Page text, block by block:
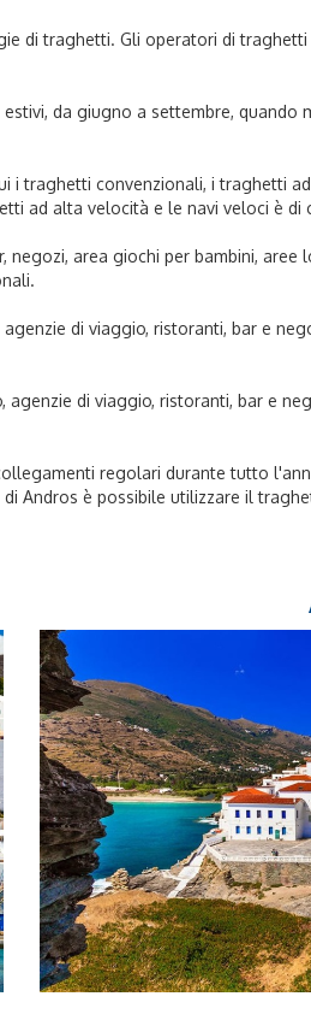
di traghetti. Gli operatori di
da giugno a settembre, quando
traghetti convenzionali, i traghetti
ad alta velocità e le navi veloci è di
area giochi per bambini,
di viaggio, ristoranti, bar e
di viaggio, ristoranti, bar e
regolari durante tutto
Andros è possibile utilizzare il